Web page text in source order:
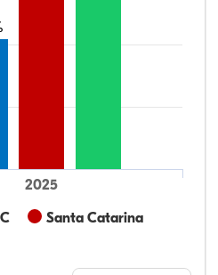
Santa Catarina
2025